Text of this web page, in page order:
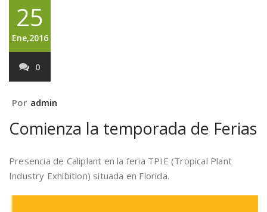
25
Ene,2016
0
Por admin
Comienza la temporada de Ferias
Presencia de Caliplant en la feria TPIE (Tropical Plant
Industry Exhibition) situada en Florida.